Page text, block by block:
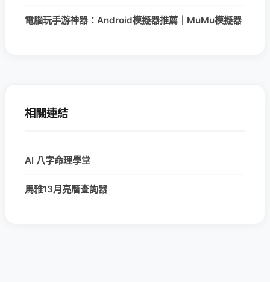
電腦玩手游神器：Android模擬器推薦｜MuMu模擬器
相關連結
AI 八字命理學堂
馬雅13月亮曆查詢器